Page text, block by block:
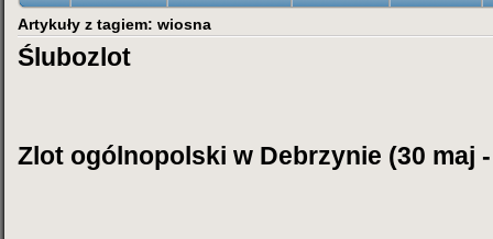
Artykuły z tagiem: wiosna
Ślubozlot
Zlot ogólnopolski w Debrzynie (30 maj